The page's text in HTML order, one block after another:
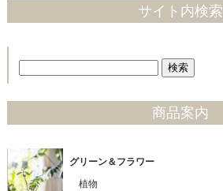
サイト内検索
商品案内
グリーン＆フラワー
植物